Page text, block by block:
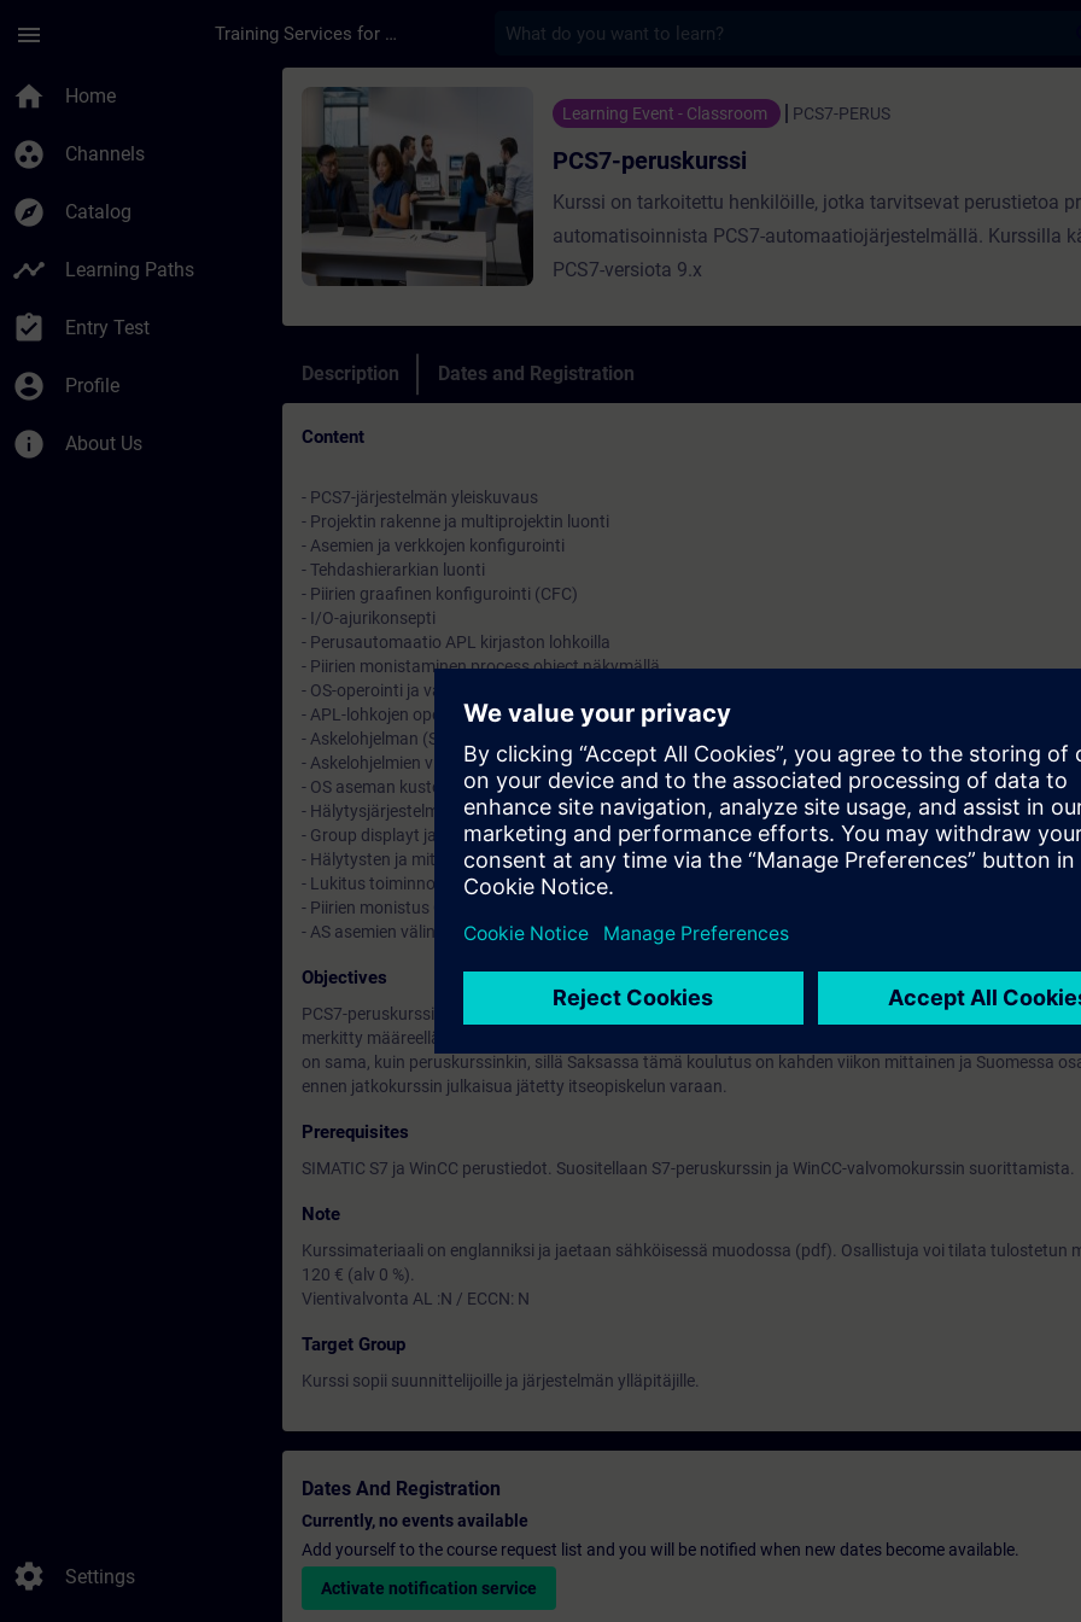
menu Training Services for Digital Industries
home Home
group_work Channels
explore Catalog
timeline Learning Paths
assignment_turned_in Entry Test
account_circle Profile
info About Us
settings Settings
Course - PCS7-peruskurssi - Training - Training - Professional
Learning Event - Classroom PCS7-PERUS
PCS7-peruskurssi
Kurssi on tarkoitettu henkilöille, jotka tarvitsevat perustietoa
automatisoinnista PCS7-automaatiojärjestelmällä. Kurssilla
PCS7-versiota 9.x
Description Dates and Registration
Content
- PCS7-järjestelmän yleiskuvaus
- Projektin rakenne ja multiprojektin luonti
- Asemien ja verkkojen konfigurointi
- Tehdashierarkian luonti
- Piirien graafinen konfigurointi (CFC)
- I/O-ajurikonsepti
- Perusautomaatio APL kirjaston lohkoilla
- Piirien monistaminen process object näkymällä
- OS-operointi ja valvonta perusteet
- APL-lohkojen operointimoodit (automatiikka ja manuaali)
- Askelohjelman (SFC) perusteet (lyhyesti)
- Askelohjelmien visualisointi OS asemalla (lyhyesti)
- OS aseman kustomointi (lyhyesti)
- Hälytysjärjestelmän perusteet (lyhyesti)
- Group displayt ja status display tilatiedot (lyhyesti)
- Hälytysten ja mittausten arkistointi (lyhyesti)
- Lukitus toiminnot ja operointitilat (lyhyesti)
- Piirien monistus Control Modul Typejä hyödyntäen (lyhyesti)
- AS asemien välinen kommunikointi (lyhyesti)
Objectives
PCS7-peruskurssille on olemassa jatko-osa PCS7-Jatko, jolla käsitellään asiat, jotka tämän kurssin
merkitty määreellä: (lyhyesti). Näistä aiheista on jatkokurssilla tarjolla lisätietoa ja harjoituksia.
on sama, kuin peruskurssinkin, sillä Saksassa tämä koulutus on kahden viikon mittainen ja Suomessa
ennen jatkokurssin julkaisua jätetty itseopiskelun varaan.
Prerequisites
SIMATIC S7 ja WinCC perustiedot. Suositellaan S7-peruskurssin ja WinCC-valvomokurssin suorittamista.
Note
Kurssimateriaali on englanniksi ja jaetaan sähköisessä muodossa (pdf). Osallistuja voi tilata tulostetun
120 € (alv 0 %).
Vientivalvonta AL :N / ECCN: N
Target Group
Kurssi sopii suunnittelijoille ja järjestelmän ylläpitäjille.
Dates And Registration
Currently, no events available
Add yourself to the course request list and you will be notified when new dates become available.
Activate notification service